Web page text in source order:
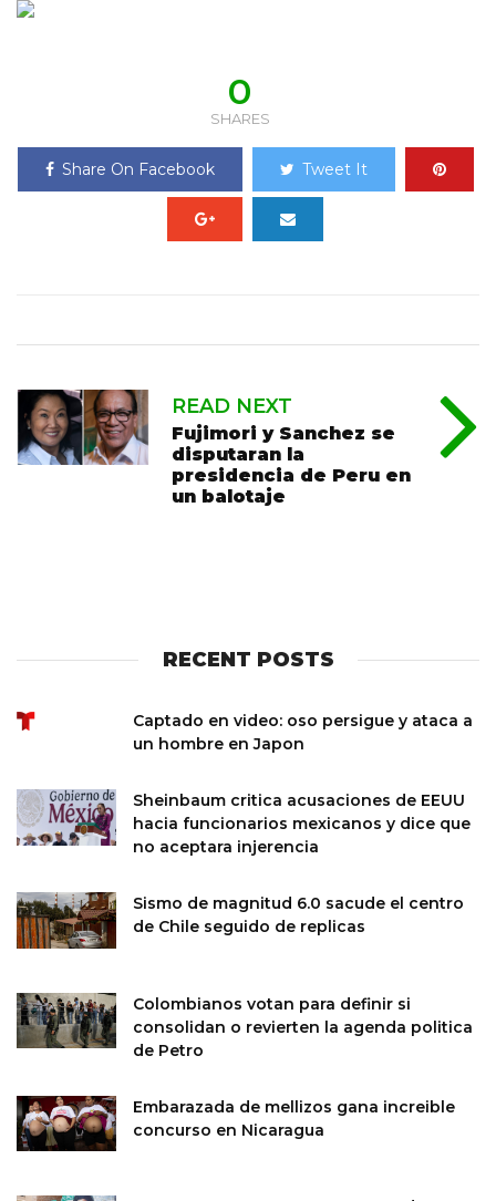
0
SHARES
Share On Facebook Tweet It
READ NEXT
Fujimori y Sanchez se
disputaran la
presidencia de Peru en
un balotaje
RECENT POSTS
Captado en video: oso persigue y ataca a
un hombre en Japon
Sheinbaum critica acusaciones de EEUU
hacia funcionarios mexicanos y dice que
no aceptara injerencia
Sismo de magnitud 6.0 sacude el centro
de Chile seguido de replicas
Colombianos votan para definir si
consolidan o revierten la agenda politica
de Petro
Embarazada de mellizos gana increible
concurso en Nicaragua